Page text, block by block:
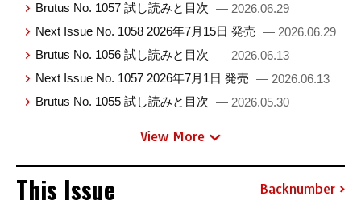
Brutus No. 1057 試し読みと目次 — 2026.06.29
Next Issue No. 1058 2026年7月15日 発売 — 2026.06.29
Brutus No. 1056 試し読みと目次 — 2026.06.13
Next Issue No. 1057 2026年7月1日 発売 — 2026.06.13
Brutus No. 1055 試し読みと目次 — 2026.05.30
View More
This Issue Backnumber